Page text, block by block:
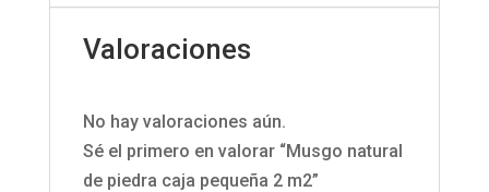
Valoraciones
No hay valoraciones aún.
Sé el primero en valorar “Musgo natural
de piedra caja pequeña 2 m2”